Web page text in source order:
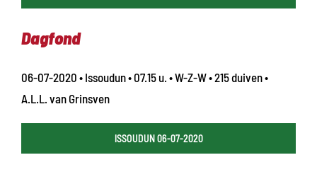
Dagfond
06-07-2020 • Issoudun • 07.15 u. • W-Z-W • 215 duiven •
A.L.L. van Grinsven
ISSOUDUN 06-07-2020